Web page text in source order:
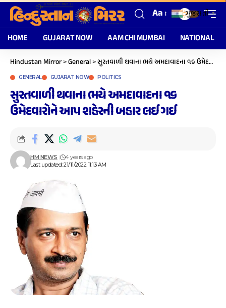
Aa
HOME GUJARAT NOW AAM CHI MUMBAI NATIONAL
Hindustan Mirror>General>સુરતવાળી થવાના ભયે અમદાવાદના ૧૬ ઉમેદવારોને આપ શહેરની બહાર લઈ ગઈ
GENERAL GUJARAT NOW POLITICS
સુરતવાળી થવાના ભયે અમદાવાદના ૧૬
ઉમેદવારોને આપ શહેરની બહાર લઈ ગઈ
Last updated: 21/11/2022 11:13 AM
HM NEWS 4 years ago
ગુજરાતી ▼